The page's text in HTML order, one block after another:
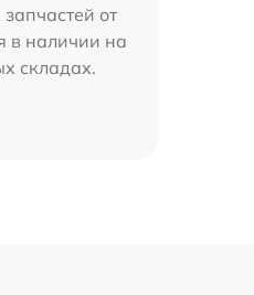
от
в наличии на
складах.